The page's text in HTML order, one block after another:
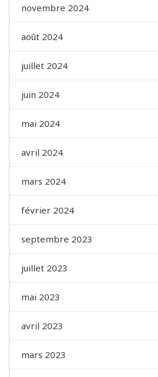
novembre 2024
août 2024
juillet 2024
juin 2024
mai 2024
avril 2024
mars 2024
février 2024
septembre 2023
juillet 2023
mai 2023
avril 2023
mars 2023